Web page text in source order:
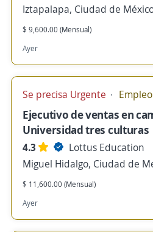
Iztapalapa, Ciudad de
$ 9,600.00 (Mensual)
Ayer
Se precisa Urgente
Ejecutivo de ventas en
Universidad tres culturas
4.3
Lottus Education
Miguel Hidalgo, Ciudad de
$ 11,600.00 (Mensual)
Ayer